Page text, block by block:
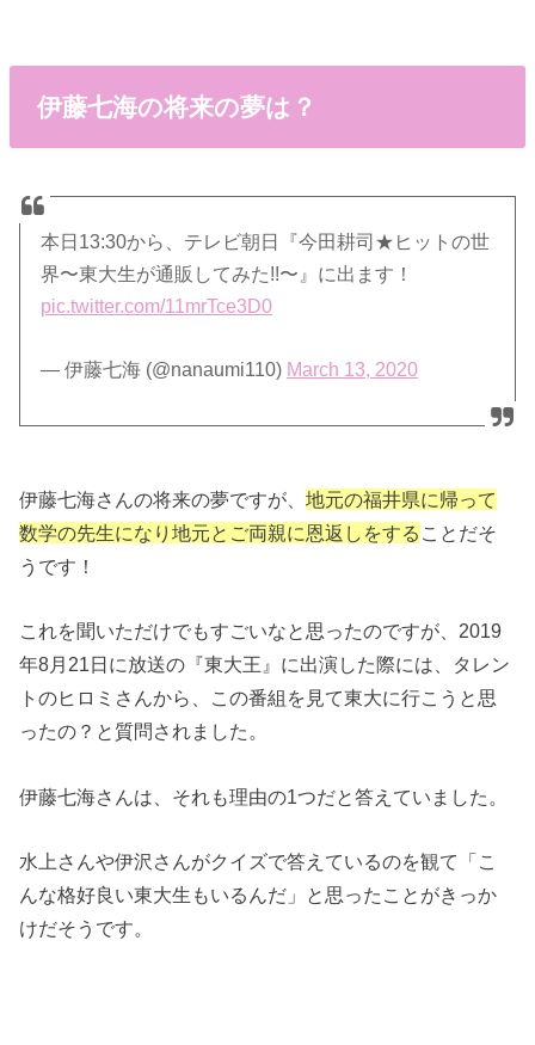
伊藤七海の将来の夢は？
本日13:30から、テレビ朝日『今田耕司★ヒットの世
界〜東大生が通販してみた!!〜』に出ます！
pic.twitter.com/11mrTce3D0
— 伊藤七海 (@nanaumi110) March 13, 2020
伊藤七海さんの将来の夢ですが、地元の福井県に帰って
数学の先生になり地元とご両親に恩返しをする ことだそ
うです！
これを聞いただけでもすごいなと思ったのですが、2019
年8月21日に放送の『東大王』に出演した際には、タレン
トのヒロミさんから、この番組を見て東大に行こうと思
ったの？と質問されました。
伊藤七海さんは、それも理由の1つだと答えていました。
水上さんや伊沢さんがクイズで答えているのを観て「こ
んな格好良い東大生もいるんだ」と思ったことがきっか
けだそうです。